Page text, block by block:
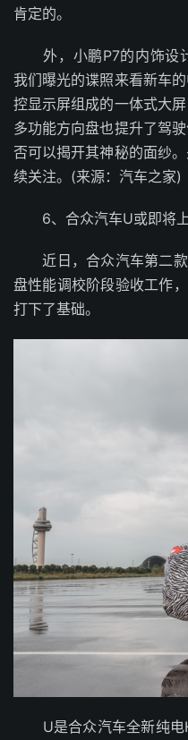
肯定的。
外，小鹏P7的内饰设
我们曝光的谍照来看新车
控显示屏组成的一体式大
多功能方向盘也提升了驾
否可以揭开其神秘的面纱
续关注。(来源：汽车之家)
6、合众汽车U或即将
近日，合众汽车第二款
盘性能调校阶段验收工作
打下了基础。
U是合众汽车全新纯电